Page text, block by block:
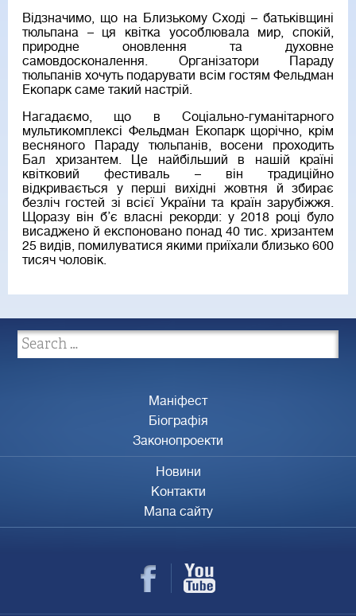
Відзначимо, що на Близькому Сході – батьківщині
тюльпана – ця квітка уособлювала мир, спокій,
природне оновлення та духовне
самовдосконалення. Організатори Параду
тюльпанів хочуть подарувати всім гостям Фельдман
Екопарк саме такий настрій.
Нагадаємо, що в Соціально-гуманітарного
мультикомплексі Фельдман Екопарк щорічно, крім
весняного Параду тюльпанів, восени проходить
Бал хризантем. Це найбільший в нашій країні
квітковий фестиваль – він традиційно
відкривається у перші вихідні жовтня й збирає
безліч гостей зі всієї України та країн зарубіжжя.
Щоразу він б’є власні рекорди: у 2018 році було
висаджено й експоновано понад 40 тис. хризантем
25 видів, помилуватися якими приїхали близько 600
тисяч чоловік.
Маніфест
Біографія
Законопроекти
Новини
Контакти
Мапа сайту